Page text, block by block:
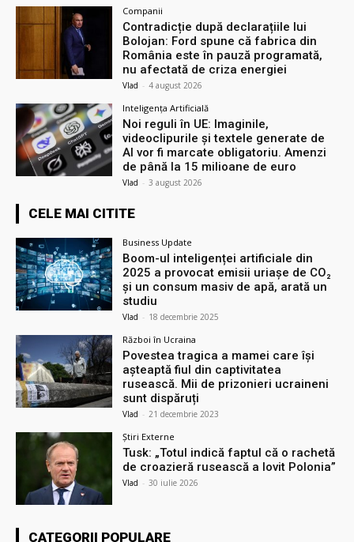
Companii
Contradicție după declarațiile lui
Bolojan: Ford spune că fabrica din
România este în pauză programată,
nu afectată de criza energiei
Vlad - 4 august 2026
Inteligența Artificială
Noi reguli în UE: Imaginile,
videoclipurile și textele generate de
AI vor fi marcate obligatoriu. Amenzi
de până la 15 milioane de euro
Vlad - 3 august 2026
CELE MAI CITITE
Business Update
Boom-ul inteligenței artificiale din
2025 a provocat emisii uriașe de CO₂
și un consum masiv de apă, arată un
studiu
Vlad - 18 decembrie 2025
Război în Ucraina
Povestea tragica a mamei care își
așteaptă fiul din captivitatea
rusească. Mii de prizonieri ucraineni
sunt dispăruți
Vlad - 21 decembrie 2023
Știri Externe
Tusk: „Totul indică faptul că o rachetă
de croazieră rusească a lovit Polonia”
Vlad - 30 iulie 2026
CATEGORII POPULARE